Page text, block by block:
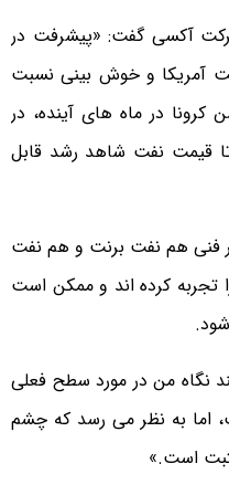
شرکت آکسی گفت: «پیشرفت در
آمریکا و خوش بینی نسبت
کرونا در ماه های آینده، در
قیمت نفت شاهد رشد قابل
فنی هم نفت برنت و هم نفت
تجربه کرده اند و ممکن است
نگاه من در مورد سطح فعلی
اما به نظر می رسد که چشم
است.»